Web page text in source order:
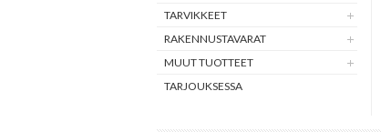
TARVIKKEET
RAKENNUSTAVARAT
MUUT TUOTTEET
TARJOUKSESSA